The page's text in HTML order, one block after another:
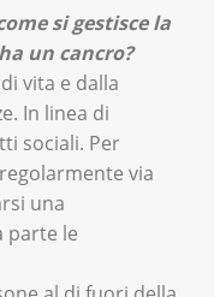
si gestisce la
un cancro?
vita e dalla
In linea di
sociali. Per
via
una
parte le